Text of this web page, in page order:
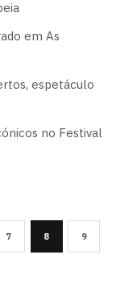
em As
espetáculo
no Festival
7 8 9